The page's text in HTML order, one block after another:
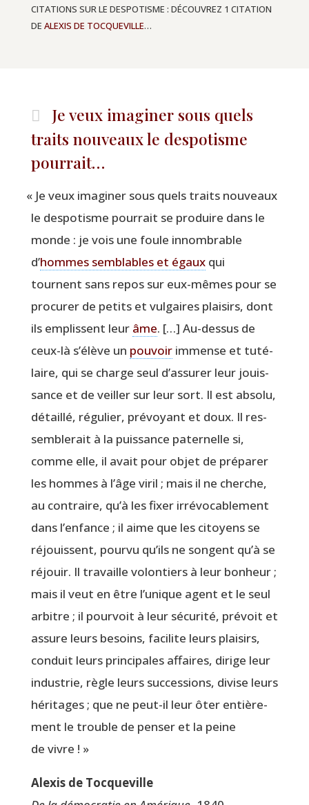
CITATIONS SUR LE DESPOTISME : DÉCOUVREZ 1 CITATION
DE ALEXIS DE TOCQUEVILLE…
Je veux imaginer sous quels
traits nouveaux le despotisme
pourrait…
« Je veux ima­gi­ner sous quels traits nou­veaux
le des­po­tisme pour­rait se pro­duire dans le
monde : je vois une foule innom­brable
d’hommes sem­blables et égauxqui
tournent sans repos sur eux-mêmes pour se
pro­cu­rer de petits et vul­gaires plai­sirs, dont
ils emplissent leur âme. […] Au-des­sus de
ceux-là s’élève un pou­voirimmense et tuté­
laire, qui se charge seul d’assurer leur jouis­
sance et de veiller sur leur sort. Il est abso­lu,
détaillé, régu­lier, pré­voyant et doux. Il res­
sem­ble­rait à la puis­sance pater­nelle si,
comme elle, il avait pour objet de pré­pa­rer
les hommes à l’âge viril ; mais il ne cherche,
au contraire, qu’à les fixer irré­vo­ca­ble­ment
dans l’enfance ; il aime que les citoyens se
réjouissent, pour­vu qu’ils ne songent qu’à se
réjouir. Il tra­vaille volon­tiers à leur bon­heur ;
mais il veut en être l’unique agent et le seul
arbitre ; il pour­voit à leur sécu­ri­té, pré­voit et
assure leurs besoins, faci­lite leurs plai­sirs,
conduit leurs prin­ci­pales affaires, dirige leur
indus­trie, règle leurs suc­ces­sions, divise leurs
héri­tages ; que ne peut-il leur ôter entiè­re­
ment le trouble de pen­ser et la peine
de vivre ! »
Alexis de Tocqueville